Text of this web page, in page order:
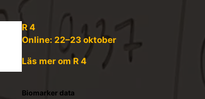
R 4
Online: 22–23 oktober
Läs mer om R 4
Biomarker data